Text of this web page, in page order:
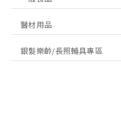
醫材用品
銀髮樂齡/長照輔具專區